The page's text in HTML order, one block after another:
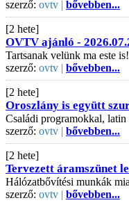
szerző: ovtv | bővebben...
[2 hete]
OVTV ajánló -
Tartsanak velünk ma este is!
szerző: ovtv | bővebben...
[2 hete]
Oroszlány is együtt
Családi programokkal,
szerző: ovtv | bővebben...
[2 hete]
Tervezett áramszünet
Hálózatbővítési munkák
szerző: ovtv | bővebben...